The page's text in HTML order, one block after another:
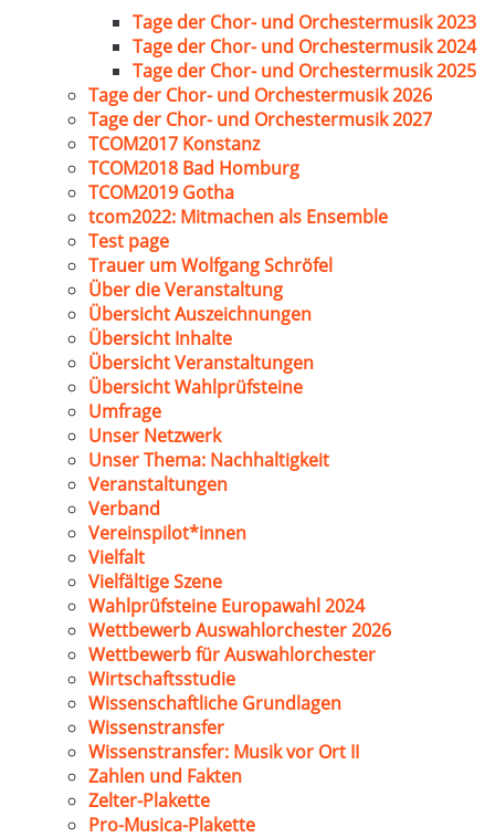
Tage der Chor- und Orchestermusik 2023
Tage der Chor- und Orchestermusik 2024
Tage der Chor- und Orchestermusik 2025
Tage der Chor- und Orchestermusik 2026
Tage der Chor- und Orchestermusik 2027
TCOM2017 Konstanz
TCOM2018 Bad Homburg
TCOM2019 Gotha
tcom2022: Mitmachen als Ensemble
Test page
Trauer um Wolfgang Schröfel
Über die Veranstaltung
Übersicht Auszeichnungen
Übersicht Inhalte
Übersicht Veranstaltungen
Übersicht Wahlprüfsteine
Umfrage
Unser Netzwerk
Unser Thema: Nachhaltigkeit
Veranstaltungen
Verband
Vereinspilot*innen
Vielfalt
Vielfältige Szene
Wahlprüfsteine Europawahl 2024
Wettbewerb Auswahlorchester 2026
Wettbewerb für Auswahlorchester
Wirtschaftsstudie
Wissenschaftliche Grundlagen
Wissenstransfer
Wissenstransfer: Musik vor Ort II
Zahlen und Fakten
Zelter-Plakette
Pro-Musica-Plakette